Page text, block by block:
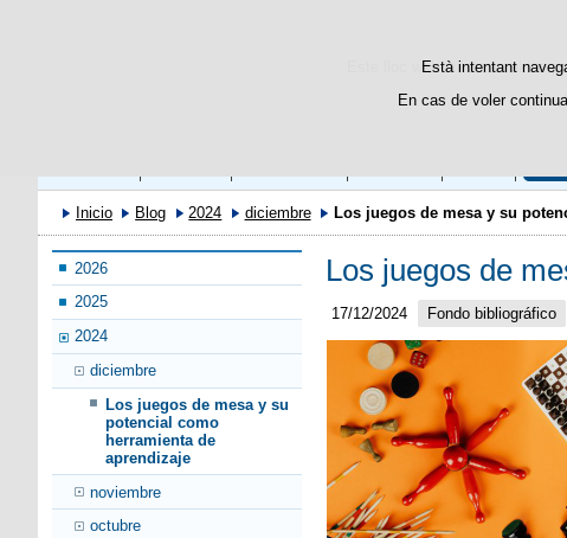
Este lloc web utilitza cookies
Està intentant
En cas de voler
Inicio Blog 2024 diciembre Los juegos de mesa y su
2026
2025
2024
diciembre
Los juegos de mesa y su
potencial como
herramienta de
aprendizaje
noviembre
octubre
Los juegos de
17/12/2024
Fondo bibliográfico